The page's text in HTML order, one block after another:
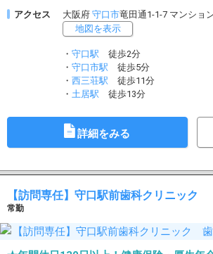
アクセス 大阪府 守口市竜田通1-1-7 マンショ
地図を表示
・ 守口駅 徒歩2分
・ 守口市駅 徒歩5分
・ 西三荘駅 徒歩11分
・ 土居駅 徒歩13分
詳細をみる
【訪問専任】守口駅前歯科クリニック
常勤